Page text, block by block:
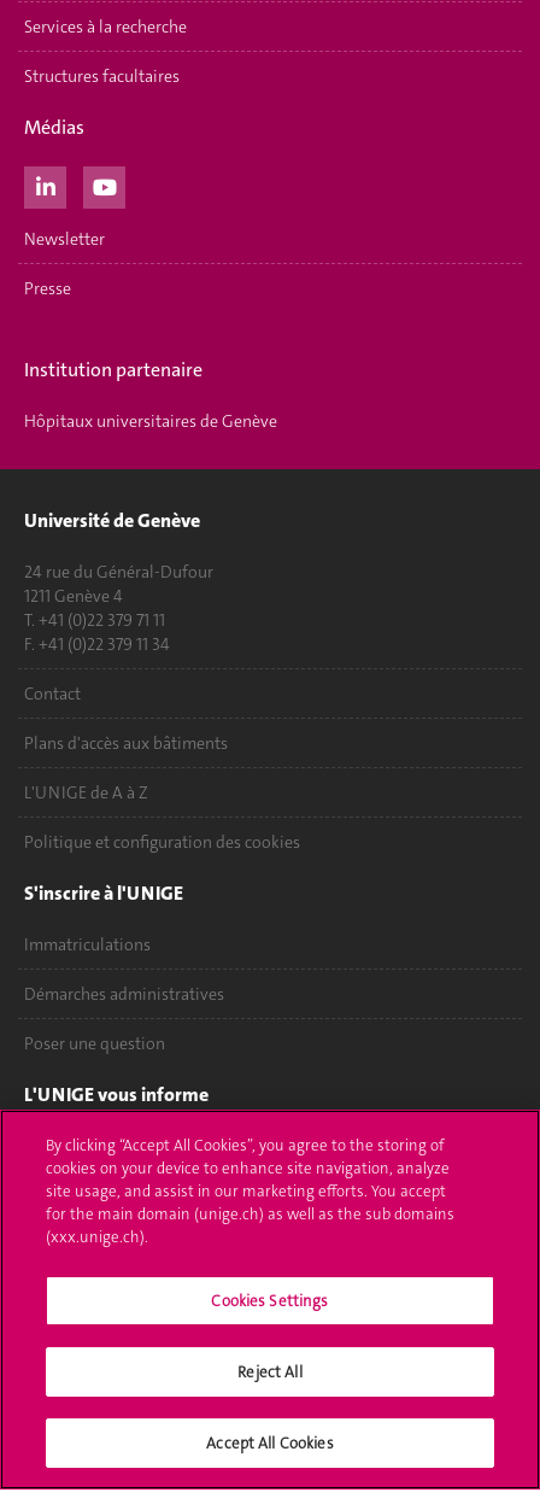
Services à la recherche
Structures facultaires
Médias
Newsletter
Presse
Institution partenaire
Hôpitaux universitaires de Genève
Université de Genève
24 rue du Général-Dufour
1211 Genève 4
T. +41 (0)22 379 71 11
F. +41 (0)22 379 11 34
Contact
Plans d'accès aux bâtiments
L'UNIGE de A à Z
Politique et configuration des cookies
S'inscrire à l'UNIGE
Immatriculations
Démarches administratives
Poser une question
L'UNIGE vous informe
UNIGE Mobile
Médias
Offres d'emploi
Calendrier académique
Médias sociaux UNIGE
By clicking “Accept All Cookies”, you agree to the storing of
cookies on your device to enhance site navigation, analyze
site usage, and assist in our marketing efforts. You accept
for the main domain (unige.ch) as well as the sub domains
(xxx.unige.ch).
Cookies Settings
Reject All
Accept All Cookies